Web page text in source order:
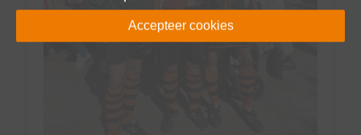
Accepteer cookies